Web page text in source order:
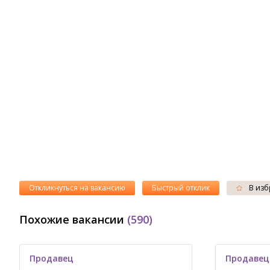
Откликнуться на вакансию Быстрый отклик В
Похожие вакансии (590)
Продавец
Продавец